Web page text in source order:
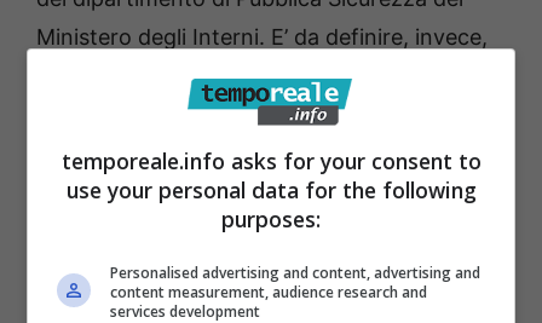
Ministero degli Interni. E’ da definire, invece,
la circostanza che Di Francia possa ricoprire
gli altri ruoli sinora occupati dalla dottoressa
Iaone: portavoce e responsabile della
comunicazione, referente provinciale
anticorruzione e responsabile della
trasparenza amministrativa e dirigente del
Gruppo Operativo di Sicurezza, l’organo che
temporeale.info asks for your consent to
use your personal data for the following
purposes:
Personalised advertising and content, advertising and
content measurement, audience research and
services development